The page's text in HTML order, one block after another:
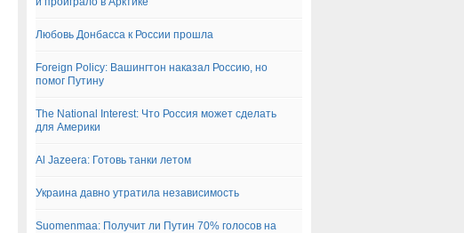
Любовь Донбасса к России прошла
Foreign Policy: Вашингтон наказал Россию, но
помог Путину
The National Interest: Что Россия может сделать
для Америки
Al Jazeera: Готовь танки летом
Украина давно утратила независимость
Suomenmaa: Получит ли Путин 70% голосов на